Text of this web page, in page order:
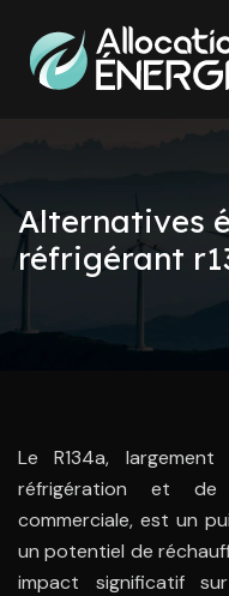
Alternatives
réfrigérant
Le R134a,
réfrigération et de
commerciale, est un
un potentiel de
impact significatif